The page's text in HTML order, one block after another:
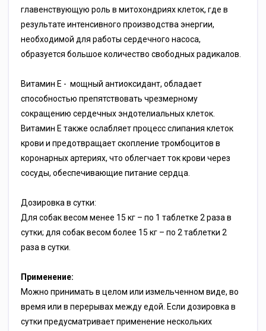
главенствующую роль в митохондриях клеток, где в
результате интенсивного производства энергии,
необходимой для работы сердечного насоса,
образуется большое количество свободных радикалов.
Витамин Е - мощный антиоксидант, обладает
способностью препятствовать чрезмерному
сокращению сердечных эндотелиальных клеток.
Витамин Е также ослабляет процесс слипания клеток
крови и предотвращает скопление тромбоцитов в
коронарных артериях, что облегчает ток крови через
сосуды, обеспечивающие питание сердца.
Дозировка в сутки:
Для собак весом менее 15 кг – по 1 таблетке 2 раза в
сутки; для собак весом более 15 кг – по 2 таблетки 2
раза в сутки.
Применение:
Можно принимать в целом или измельченном виде, во
время или в перерывах между едой. Если дозировка в
сутки предусматривает применение нескольких